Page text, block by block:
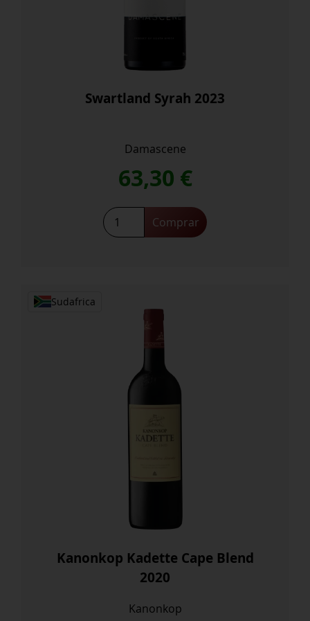
Swartland Syrah 2023
Damascene
63,30 €
Swartland
Syrah
Comprar
Sudafrica
Kanonkop Kadette Cape Blend
2020
Kanonkop